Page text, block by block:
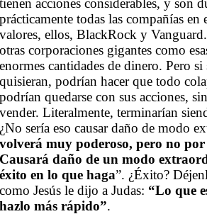
tienen acciones considerables, y son
prácticamente todas las compañías en
valores, ellos, BlackRock y
otras corporaciones gigantes como
enormes cantidades de dinero. Pero
quisieran, podrían hacer que todo
podrían quedarse con sus acciones,
vender. Literalmente, terminarían
¿No sería eso causar daño de modo
volverá muy poderoso, pero no
Causará daño de un modo
éxito en lo que haga”. ¿Éxito?
como Jesús le dijo a Judas: “Lo que
hazlo más rápido”.